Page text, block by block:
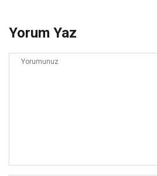
Yorum Yaz